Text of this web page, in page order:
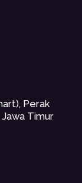
Perak
Jawa Timur